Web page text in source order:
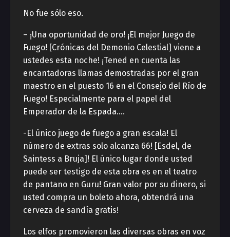
No fue sólo eso.
– ¡Una oportunidad de oro! ¡El mejor Juego de
Fuego! [Crónicas del Demonio Celestial] viene a
ustedes esta noche! ¡Tened en cuenta las
encantadoras llamas demostradas por el gran
maestro en el puesto 16 en el Consejo del Río de
Fuego! Especialmente para el papel del
Emperador de la Espada….
-El único juego de fuego a gran escala! El
número de extras solo alcanza 66! [Esdel, de
Saintess a Bruja]! El único lugar donde usted
puede ser testigo de esta obra es en el teatro
de pantano en Guru! Gran valor por su dinero, si
usted compra un boleto ahora, obtendrá una
cerveza de sandía gratis!
Los elfos promovieron las diversas obras en voz